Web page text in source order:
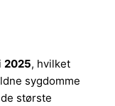
i2025, hvilket
sygdomme
største